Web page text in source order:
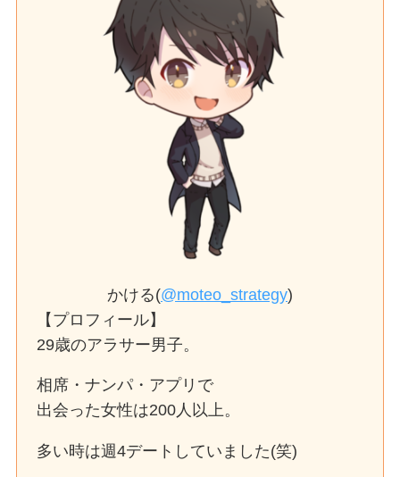
かける(@moteo_strategy)
【プロフィール】
29歳のアラサー男子。
相席・ナンパ・アプリで
出会った女性は200人以上。
多い時は週4デートしていました(笑)